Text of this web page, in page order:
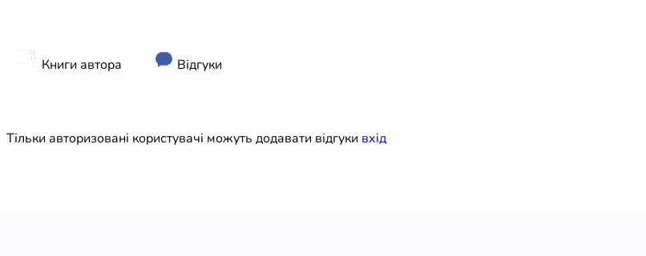
Художня література
Книги автора Відгуки
Тільки авторизовані користувачі можуть додавати відгуки вхiд